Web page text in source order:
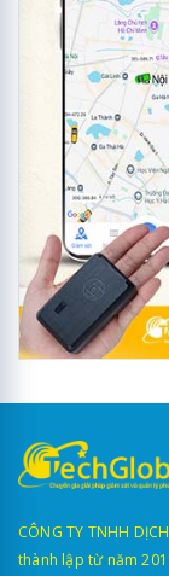
CÔNG TY TNHH
thành lập từ năm